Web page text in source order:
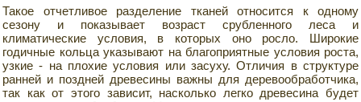
Такое отчетливое разделение тканей относится к одному
сезону и показывает возраст срубленного леса и
климатические условия, в которых оно росло. Широкие
годичные кольца указывают на благоприятные условия роста,
узкие - на плохие условия или засуху. Отличия в структуре
ранней и поздней древесины важны для деревообработчика,
так как от этого зависит, насколько легко древесина будет